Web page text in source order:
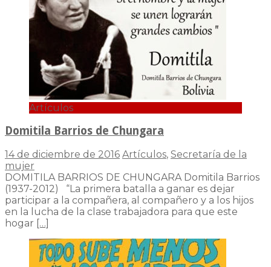
Artículos
Domitila Barrios de Chungara
14 de diciembre de 2016 Artículos, Secretaría de la
mujer
DOMITILA BARRIOS DE CHUNGARA Domitila Barrios
(1937-2012) “La primera batalla a ganar es dejar
participar a la compañera, al compañero y a los hijos
en la lucha de la clase trabajadora para que este
hogar […]